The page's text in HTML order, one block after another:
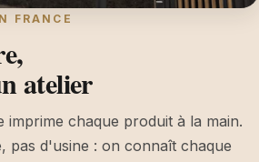
FRANCE
atelier
imprime chaque produit à la main.
pas d'usine : on connaît chaque